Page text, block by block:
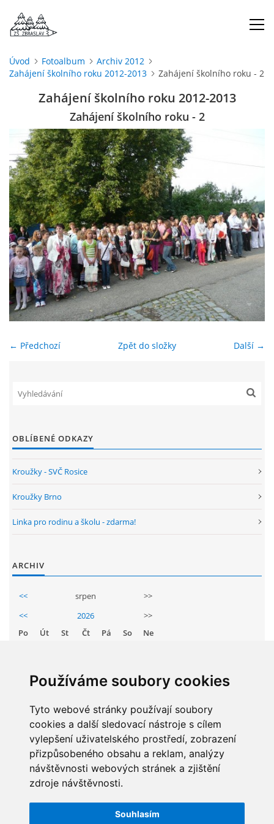
Používáme soubory cookies
Tyto webové stránky používají soubory
cookies a další sledovací nástroje s cílem
vylepšení uživatelského prostředí, zobrazení
přizpůsobeného obsahu a reklam, analýzy
návštěvnosti webových stránek a zjištění
zdroje návštěvnosti.
Souhlasím
ÚVOD
ŠKOLNÍ ROK
DOKUMENTY
ŠKOLSKÁ RADA
PROJEKTY
ENVIRONMENTÁLNÍ VÝCHOVA
ARCHIV
NAŠE ÚSPĚCHY
GDPR
PŘEDŠKOLÁCI
JAK MOTIVOVAT DÍTĚ KE ČTENÍ
REZERVAČNÍ SYSTÉM SPORTOVNÍ HALY
ŠKOLNÍ PORADENSKÉ PRACOVIŠTĚ
NEPOTŘEBNÝ MAJETEK
NAUČNÁ STEZKA ZBRASLAV
Úvod Fotoalbum
Archiv 2012
Zahájení školního roku 2012-2013
Zahájení školního roku - 2
Zahájení školního roku 2012-2013
Zahájení školního roku - 2
← Předchozí Další →
Zpět do složky
OBLÍBENÉ ODKAZY
Kroužky - SVČ Rosice
Kroužky Brno
Linka pro rodinu a školu - zdarma!
ARCHIV
<< srpen
>>
<<
2026
>>
Po
Út St Čt Pá So
Ne
11 12 13 14 15
16
18 19 20 21 22
23
25 26 27 28 29
30
STATISTIKY